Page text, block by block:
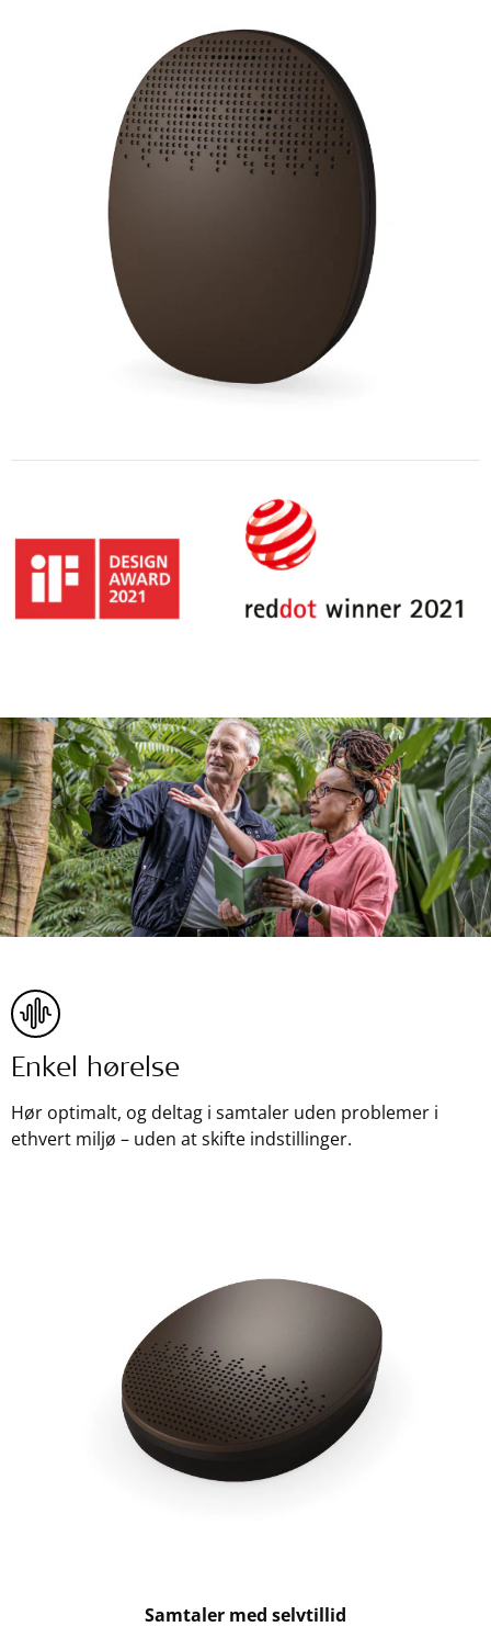
Enkel hørelse
Hør optimalt, og deltag i samtaler uden problemer i
ethvert miljø – uden at skifte indstillinger.
Samtaler med selvtillid